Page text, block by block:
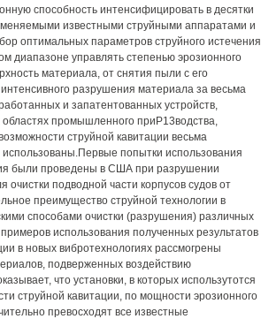
способность интенсифицировать в десятки
известными струйными аппаратами и
оптимальных параметров струйного истечения
диапазоне управлять степенью эрозионного
материала, от снятия пыли с его
разрушения материала за весьма
и запатентованных устройств,
промышленного приР13водства,
струйной кавитации весьма
попытки использования
были проведены в США при разрушении
очистки подводной части корпусов судов от
преимущество струйной технологии в
способами очистки (разрушения) различных
использования полученных результатов
в новых вибротехнологиях рассмогрены
подверженных воздействию
что установки, в которых использутотся
струйной кавитации, по мощности эрозионного
превосходят все известные